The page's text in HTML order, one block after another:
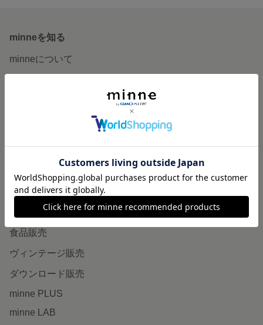
minneを知る
minneについて
作品販売について
minneで売りたい
食品販売
ヴィンテージ販売
ダウンロード販売
minne PLUS
minne LAB